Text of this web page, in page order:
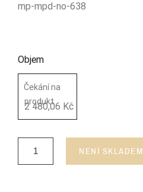
mp-mpd-no-638
Objem
Čekání na
produkt
2 480,06 Kč
NENÍ SKLADEM